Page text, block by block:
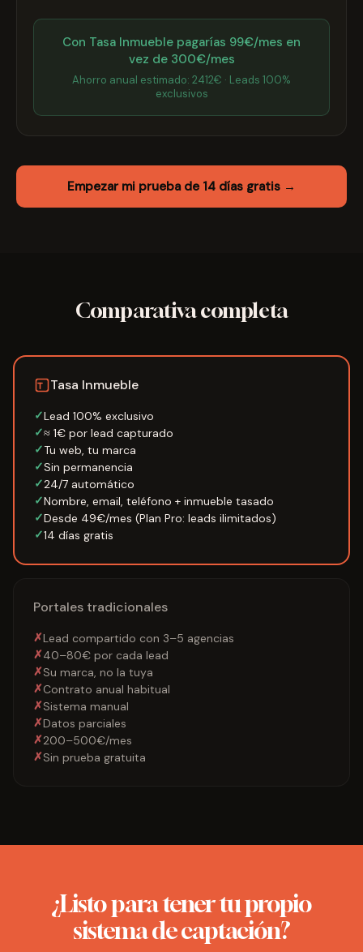
Con Tasa Inmueble pagarías 99€/mes en
vez de 300€/mes
Ahorro anual estimado: 2412€ · Leads 100%
exclusivos
Empezar mi prueba de 14 días gratis →
Comparativa completa
Tasa Inmueble
Lead 100% exclusivo
≈ 1€ por lead capturado
Tu web, tu marca
Sin permanencia
24/7 automático
Nombre, email, teléfono + inmueble tasado
Desde 49€/mes (Plan Pro: leads ilimitados)
14 días gratis
Portales tradicionales
Lead compartido con 3–5 agencias
40–80€ por cada lead
Su marca, no la tuya
Contrato anual habitual
Sistema manual
Datos parciales
200–500€/mes
Sin prueba gratuita
¿Listo para tener tu propio
sistema de captación?